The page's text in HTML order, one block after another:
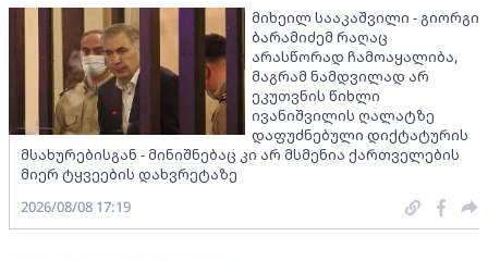
მიხეილ სააკაშვილი - გიორგი
ბარამიძემ რაღაც
არასწორად ჩამოაყალიბა,
მაგრამ ნამდვილად არ
ეკუთვნის წიხლი
ივანიშვილის ღალატზე
დაფუძნებული დიქტატურის
მსახურებისგან - მინიშნებაც კი არ მსმენია ქართველების
მიერ ტყვეების დახვრეტაზე
2026/08/08 17:19